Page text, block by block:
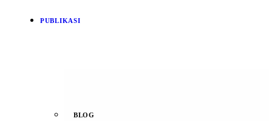
PUBLIKASI
BLOG